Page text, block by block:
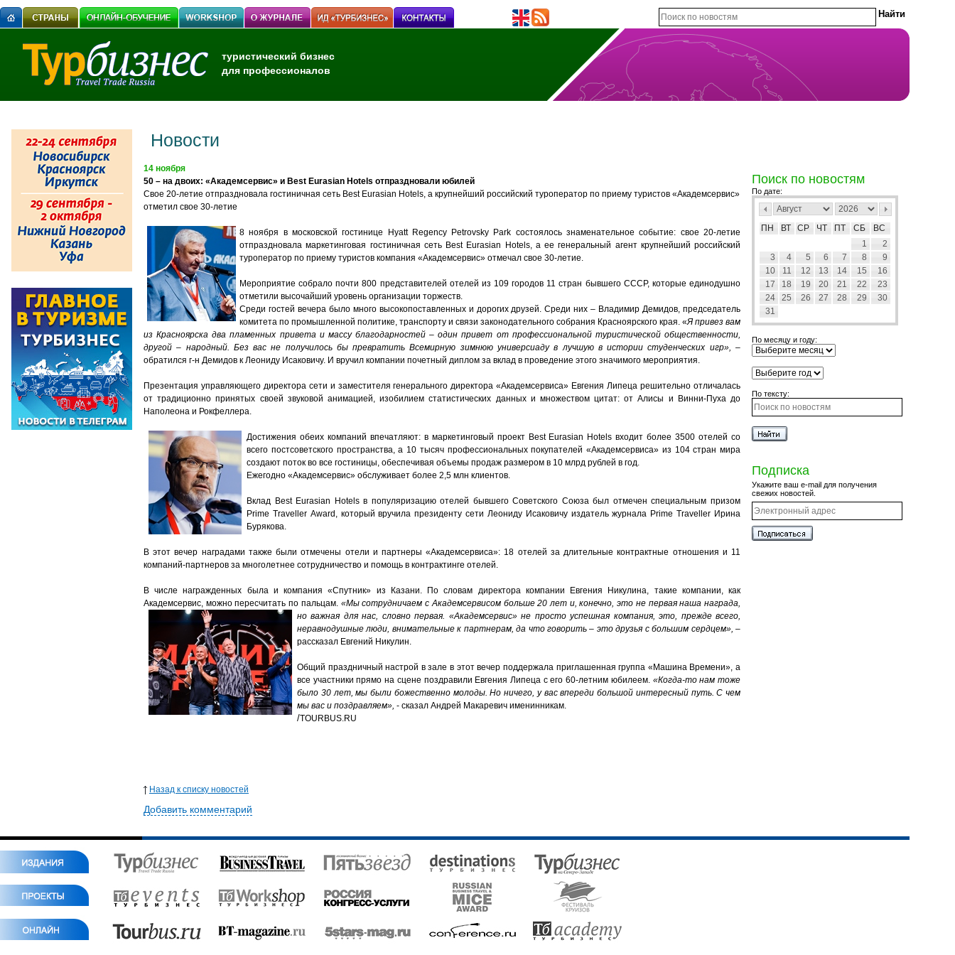
туристический бизнес
для профессионалов
Новости
14 ноября
50 – на двоих: «Академсервис» и Best Eurasian Hotels отпраздновали юбилей
Cвое 20-летие отпраздновала гостиничная сеть Best Eurasian Hotels, а крупнейший российский туроператор по приему туристов «Академсервис»
отметил свое 30-летие
8 ноября в московской гостинице Hyatt Regency Petrovsky Park состоялось знаменательное событие: свое 20-летие
отпраздновала маркетинговая гостиничная сеть Best Eurasian Hotels, а ее генеральный агент крупнейший российский
туроператор по приему туристов компания «Академсервис» отмечал свое 30-летие.
Мероприятие собрало почти 800 представителей отелей из 109 городов 11 стран бывшего СССР, которые единодушно
отметили высочайший уровень организации торжеств.
Среди гостей вечера было много высокопоставленных и дорогих друзей. Среди них – Владимир Демидов, председатель
комитета по промышленной политике, транспорту и связи законодательного собрания Красноярского края. «Я привез вам
из Красноярска два пламенных привета и массу благодарностей – один привет от профессиональной туристической общественности,
другой – народный. Без вас не получилось бы превратить Всемирную зимнюю универсиаду в лучшую в истории студенческих игр», –
обратился г-н Демидов к Леониду Исаковичу. И вручил компании почетный диплом за вклад в проведение этого значимого мероприятия.
Презентация управляющего директора сети и заместителя генерального директора «Академсервиса» Евгения Липеца решительно отличалась
от традиционно принятых своей звуковой анимацией, изобилием статистических данных и множеством цитат: от Алисы и Винни-Пуха до
Наполеона и Рокфеллера.
Достижения обеих компаний впечатляют: в маркетинговый проект Best Eurasian Hotels входит более 3500 отелей со
всего постсоветского пространства, а 10 тысяч профессиональных покупателей «Академсервиса» из 104 стран мира
создают поток во все гостиницы, обеспечивая объемы продаж размером в 10 млрд рублей в год.
Ежегодно «Академсервис» обслуживает более 2,5 млн клиентов.
Вклад Best Eurasian Hotelsв популяризацию отелей бывшего Советского Союза был отмечен специальным призом
Prime Traveller Award , который вручила президенту сети Леониду Исаковичу издатель журнала Prime Traveller Ирина
Бурякова.
В этот вечер наградами также были отмечены отели и партнеры «Академсервиса»: 18 отелей за длительные контрактные отношения и 11
компаний-партнеров за многолетнее сотрудничество и помощь в контрактинге отелей.
В числе награжденных была и компания «Спутник» из Казани. По словам директора компании Евгения Никулина, такие компании, как
Академсервис, можно пересчитать по пальцам. «Мы сотрудничаем с Академсервисом больше 20 лет и, конечно, это не первая наша награда,
но важная для нас, словно первая. «Академсервис» не простоуспешная компания, это, прежде всего,
неравнодушные люди, внимательные к партнерам, да что говорить – это друзья с большим сердцем», –
рассказал Евгений Никулин.
Общий праздничный настрой в зале в этот вечер поддержала приглашенная группа «Машина Времени», а
все участники прямо на сцене поздравили Евгения Липеца с его 60-летним юбилеем. «Когда-то нам тоже
было 30 лет, мы были божественно молоды. Но ничего, у вас впереди большой интересный путь. С чем
мы вас и поздравляем», - сказал Андрей Макаревич именинникам.
/TOURBUS.RU
Назад к списку новостей
Добавить комментарий
Поиск по новостям
По дате:
ПН ВТ СР ЧТ ПТ СБ
ВС
1
2
3
4 5 6 7 8
9
10
11 12 13 14 15
16
17
18 19 20 21 22
23
24
25 26 27 28 29
30
31
По месяцу и году:
По тексту:
Подписка
Укажите ваш e-mail для получения
свежих новостей.